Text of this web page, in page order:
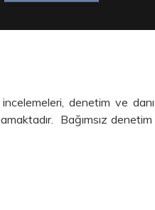
denetim ve
Bağımsız